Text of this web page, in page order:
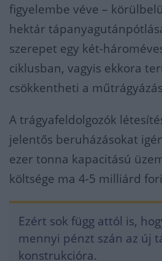
figyelembe véve –
hektár
szerepet egy két-
ciklusban, vagyis ekkora
csökkentheti a
A trágyafeldolgozók
jelentős beruházásokat
ezer tonna kapacitású
költsége ma 4-5 milliárd
Ezért sok függ attól is,
mennyi pénzt szán az új
konstrukcióra.